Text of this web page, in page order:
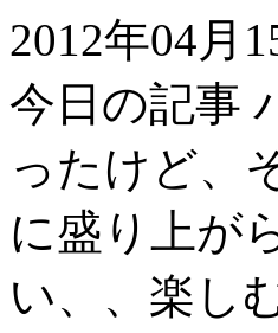
2012年04月
今日の記事
ったけど、
に盛り上が
い、、楽し